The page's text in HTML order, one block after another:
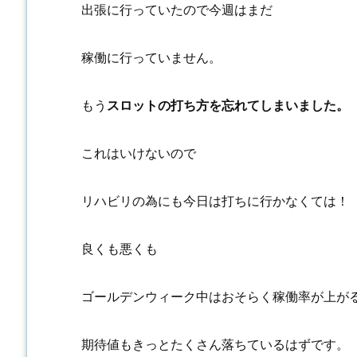
出張に行っていたので今週はまだ
稼働に行っていません。
もう スロットの打ち方を忘れてしまいました。
これはいけないので
リハビリの為にも今日は打ちに行かなくては！
良くも悪くも
ゴールデンウィーク中はおそらく稼働率が上が
期待値もきっとたくさん落ちているはずです。